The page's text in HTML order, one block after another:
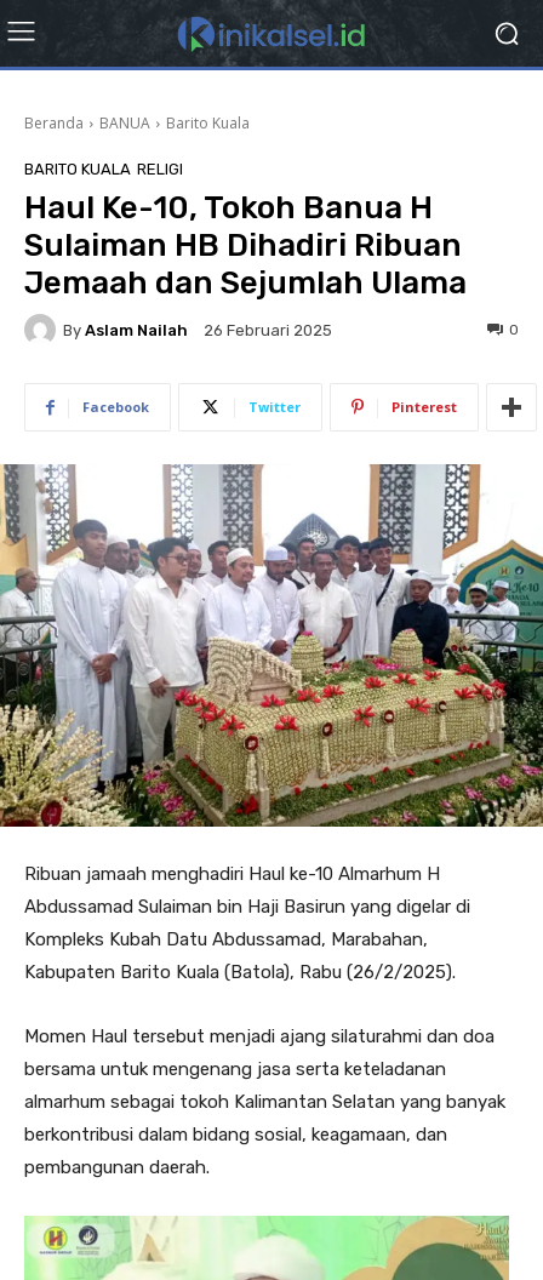
Beranda BANUA Barito Kuala
BARITO KUALA RELIGI
Haul Ke-10, Tokoh Banua H
Sulaiman HB Dihadiri Ribuan
Jemaah dan Sejumlah Ulama
By Aslam Nailah 26 Februari 2025 0
Facebook Twitter Pinterest
Ribuan jamaah menghadiri Haul ke-10 Almarhum H
Abdussamad Sulaiman bin Haji Basirun yang digelar di
Kompleks Kubah Datu Abdussamad, Marabahan,
Kabupaten Barito Kuala (Batola), Rabu (26/2/2025).
Momen Haul tersebut menjadi ajang silaturahmi dan doa
bersama untuk mengenang jasa serta keteladanan
almarhum sebagai tokoh Kalimantan Selatan yang banyak
berkontribusi dalam bidang sosial, keagamaan, dan
pembangunan daerah.